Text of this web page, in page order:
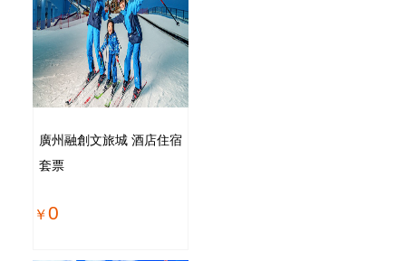
廣州融創文旅城 酒店住宿
套票
0